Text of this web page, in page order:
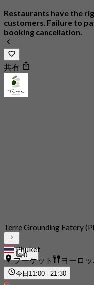
Restaurants have the
customers. Failure to
booking cancellation.
共有
0
Terre Grounding Eatery
Phuket
プーケット
ヨーロ
今日 11:00 - 21:30